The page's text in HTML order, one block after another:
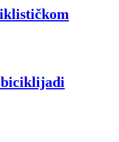
biciklijadi